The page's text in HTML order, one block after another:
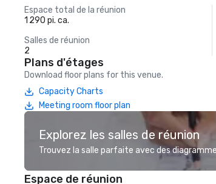
Espace total de la réunion
1 290 pi. ca.
Salles de réunion
2
Plans d'étages
Download floor plans for this venue.
Capacity Charts
Meeting room floor plan
Explorez les salles de réunion
Trouvez la salle parfaite avec des
Espace de réunion